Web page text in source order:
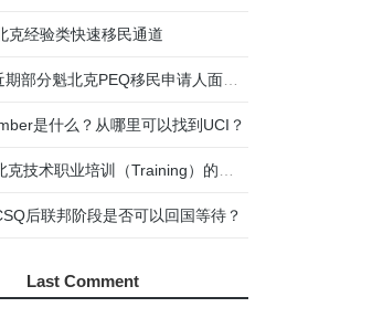
克经验类快速移民通道
部分魁北克PEQ移民申请人面试情况
是什么？从哪里可以找到UCI？
技术职业培训（Training）的几点误区
后联邦阶段是否可以回国等待？
Last Comment